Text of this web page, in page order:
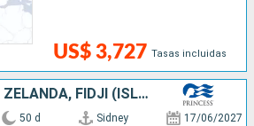
US$ 3,727 Tasas incluidas
AUSTRALIA, NUEVA ZELANDA, FIDJI (ISLAS), SAMOA, FRANCIA, CANADÁ, ESTADOS UNIDOS, JAPÓN
50 d Sidney 17/06/2027